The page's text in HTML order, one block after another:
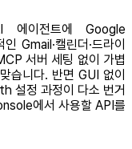
이전트에 Google
Gmail·캘린더·드라이
서버 세팅 없이 가볍
습니다. 반면 GUI 없이
설정 과정이 다소 번거
에서 사용할 API를